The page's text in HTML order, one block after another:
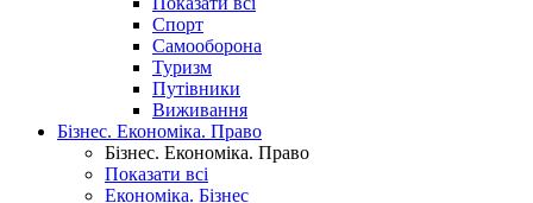
Спорт
Самооборона
Туризм
Путівники
Виживання
Бізнес. Економіка. Право
Бізнес. Економіка. Право
Показати всі
Економіка. Бізнес